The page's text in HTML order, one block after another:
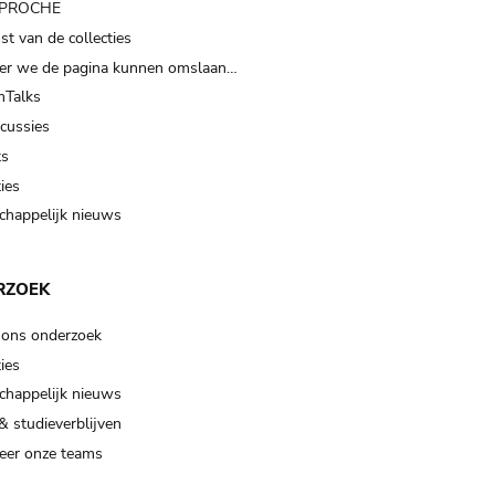
van de collecties
we de pagina kunnen omslaan…
nieuws
onderzoek
nieuws
studieverblijven
onze teams